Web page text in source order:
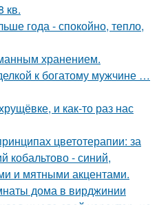
кв.
года - спокойно, тепло,
хранением.
к богатому мужчине …
и как-то раз нас
цветотерапии: за
кобальтово - синий,
и мятными акцентами.
дома в вирджинии